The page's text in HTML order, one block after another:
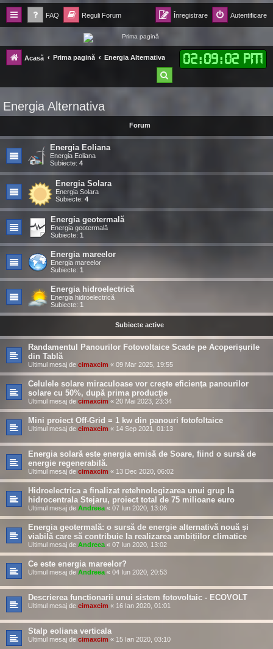
FAQ Reguli Forum Autentificare
Înregistrare
Forum Ecolomania™®
-= Idei pentru viitor =-
Acasă Prima pagină Energia Alternativa 02:09:03 PM
a
e
Energia Alternativa
Forum
Energia Eoliana
Energia Eoliana
Subiecte: 4
Energia Solara
Energia Solara
Subiecte: 4
Energia geotermală
Energia geotermală
Subiecte: 1
Energia mareelor
Energia mareelor
Subiecte: 1
Energia hidroelectrică
Energia hidroelectrică
Subiecte: 1
Subiecte active
Randamentul Panourilor Fotovoltaice Scade pe Acoperișurile
din Tablă
Ultimul mesaj de cimaxcim « 09 Mar 2025, 19:55
Celulele solare miraculoase vor creşte eficienţa panourilor
solare cu 50%, după prima producţie
Ultimul mesaj de cimaxcim « 20 Mai 2023, 23:34
Mini proiect Off-Grid = 1 kw din panouri fotofoltaice
Ultimul mesaj de cimaxcim « 14 Sep 2021, 01:13
Energia solară este energia emisă de Soare, fiind o sursă de
energie regenerabilă.
Ultimul mesaj de cimaxcim « 13 Dec 2020, 06:02
Hidroelectrica a finalizat retehnologizarea unui grup la
hidrocentrala Stejaru, proiect total de 75 milioane euro
Ultimul mesaj de Andreea « 07 Iun 2020, 13:06
Energia geotermală: o sursă de energie alternativă nouă și
viabilă care să contribuie la realizarea ambițiilor climatice
Ultimul mesaj de Andreea « 07 Iun 2020, 13:02
Ce este energia mareelor?
Ultimul mesaj de Andreea « 04 Iun 2020, 20:53
Descrierea functionarii unui sistem fotovoltaic - ECOVOLT
Ultimul mesaj de cimaxcim « 16 Ian 2020, 01:01
Stalp eoliana verticala
Ultimul mesaj de cimaxcim « 15 Ian 2020, 03:10